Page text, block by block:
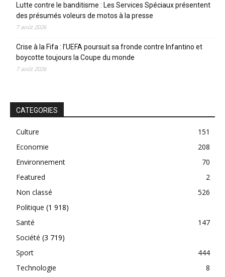
Lutte contre le banditisme : Les Services Spéciaux présentent
des présumés voleurs de motos à la presse
7 août 2026
Crise à la Fifa : l’UEFA poursuit sa fronde contre Infantino et
boycotte toujours la Coupe du monde
7 août 2026
CATEGORIES
Culture
151
Economie
208
Environnement
70
Featured
2
Non classé
526
Politique (1 918)
Santé
147
Société (3 719)
Sport
444
Technologie
8